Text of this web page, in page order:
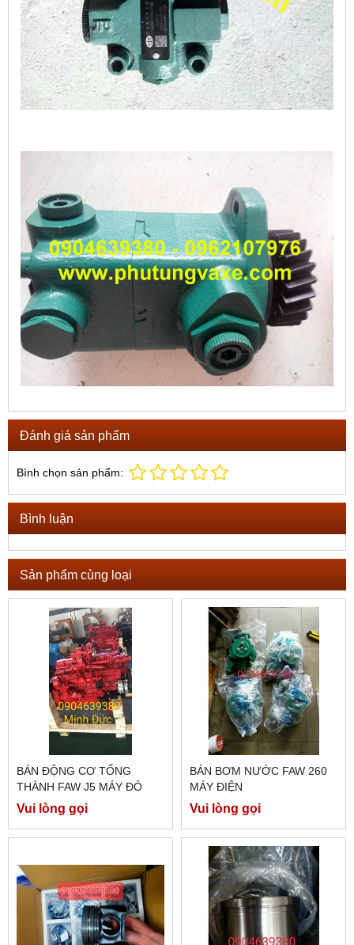
Đánh giá sản phẩm
Bình chọn sản phẩm:
Bình luận
Sản phẩm cùng loại
BÁN ĐỘNG CƠ TỔNG
THÀNH FAW J5 MÁY ĐỎ
Vui lòng gọi
BÁN BƠM NƯỚC FAW 260
MÁY ĐIỆN
Vui lòng gọi